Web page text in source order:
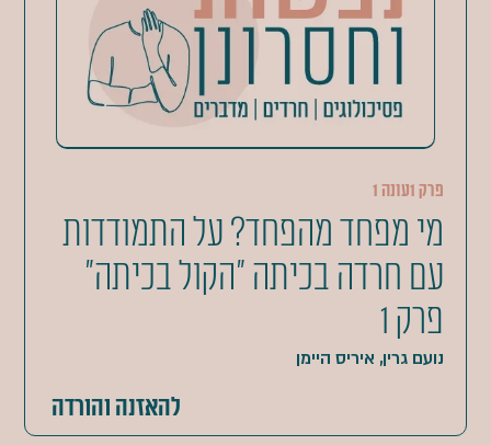
פרק 1 עונה 1
מי מפחד מהפחד? על התמודדות
עם חרדה בכיתה "הקול בכיתה"
פרק 1
נועם גרין, איריס היימן
להאזנה והורדה